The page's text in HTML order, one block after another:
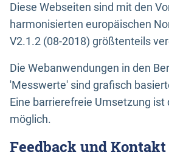
Diese Webseiten sind mit den
harmonisierten europäischen
V2.1.2 (08-2018) größtenteils
Die Webanwendungen in den
'Messwerte' sind grafisch
Eine barrierefreie Umsetzung ist
möglich.
Feedback und Kontakt